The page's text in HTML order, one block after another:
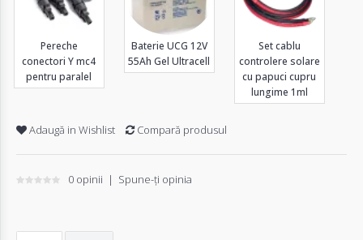
Pereche
conectori Y mc4
pentru paralel
Baterie UCG 12V
55Ah Gel Ultracell
Set cablu
controlere solare
cu papuci cupru
lungime 1ml
Adaugă in Wishlist Compară produsul
0 opinii | Spune-ţi opinia